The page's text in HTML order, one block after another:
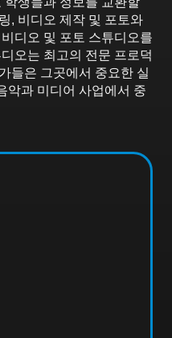
, 비디오 제작 및 포토와
디오 및 포토 스튜디오를
오는 최고의 전문 프로덕
들은 그곳에서 중요한 실
악과 미디어 사업에서 중